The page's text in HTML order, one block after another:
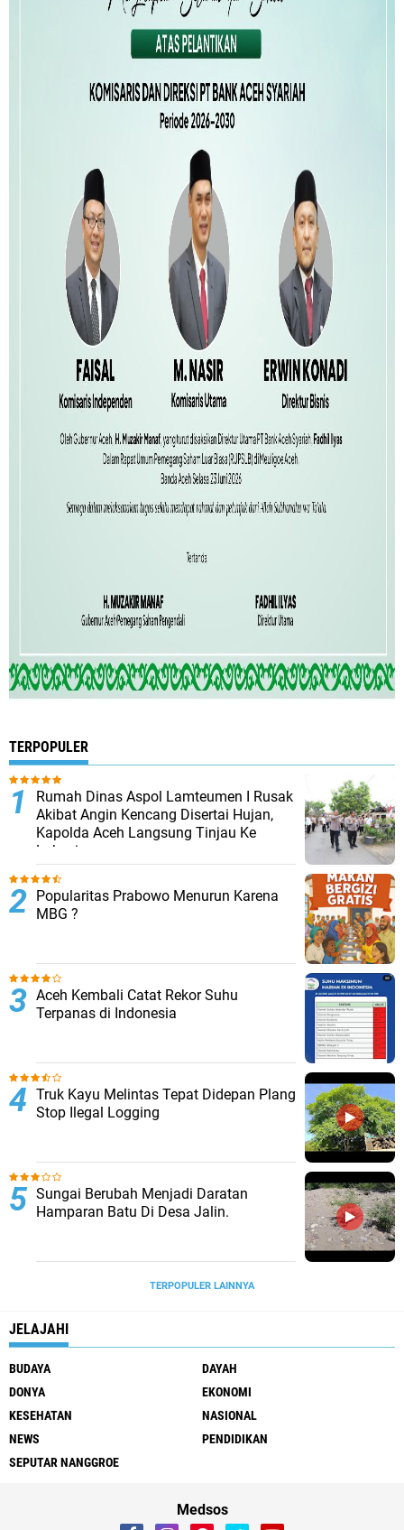
TERPOPULER
Rumah Dinas Aspol Lamteumen I Rusak
Akibat Angin Kencang Disertai Hujan,
Kapolda Aceh Langsung Tinjau Ke
Lokasi
Popularitas Prabowo Menurun Karena
MBG ?
Aceh Kembali Catat Rekor Suhu
Terpanas di Indonesia
Truk Kayu Melintas Tepat Didepan Plang
Stop Ilegal Logging
Sungai Berubah Menjadi Daratan
Hamparan Batu Di Desa Jalin.
TERPOPULER LAINNYA
JELAJAHI
BUDAYA
DAYAH
DONYA
EKONOMI
KESEHATAN
NASIONAL
NEWS
PENDIDIKAN
SEPUTAR NANGGROE
Medsos